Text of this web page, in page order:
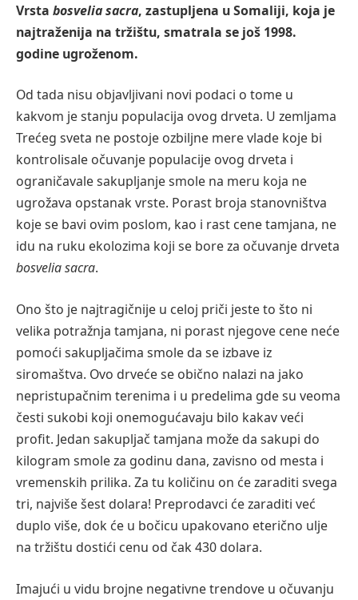
Vrsta bosvelia sacra, zastupljena u Somaliji, koja je
najtraženija na tržištu, smatrala se još 1998.
godine ugroženom.
Od tada nisu objavljivani novi podaci o tome u
kakvom je stanju populacija ovog drveta. U zemljama
Trećeg sveta ne postoje ozbiljne mere vlade koje bi
kontrolisale očuvanje populacije ovog drveta i
ograničavale sakupljanje smole na meru koja ne
ugrožava opstanak vrste. Porast broja stanovništva
koje se bavi ovim poslom, kao i rast cene tamjana, ne
idu na ruku ekolozima koji se bore za očuvanje drveta
bosvelia sacra.
Ono što je najtragičnije u celoj priči jeste to što ni
velika potražnja tamjana, ni porast njegove cene neće
pomoći sakupljačima smole da se izbave iz
siromaštva. Ovo drveće se obično nalazi na jako
nepristupačnim terenima i u predelima gde su veoma
česti sukobi koji onemogućavaju bilo kakav veći
profit. Jedan sakupljač tamjana može da sakupi do
kilogram smole za godinu dana, zavisno od mesta i
vremenskih prilika. Za tu količinu on će zaraditi svega
tri, najviše šest dolara! Preprodavci će zaraditi već
duplo više, dok će u bočicu upakovano eterično ulje
na tržištu dostići cenu od čak 430 dolara.
Imajući u vidu brojne negativne trendove u očuvanju